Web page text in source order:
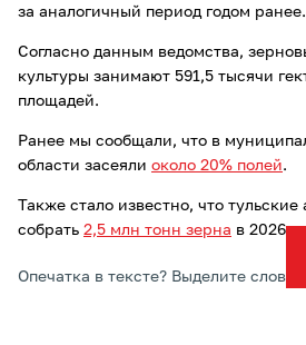
за аналогичный период годом ранее.
Согласно данным ведомства,
культуры занимают 591,5 тысячи
площадей.
Ранее мы сообщали, что в
области засеяли около 20% полей.
Также стало известно, что
собрать 2,5 млн тонн зерна в 2026
Опечатка в тексте? Выделите слово